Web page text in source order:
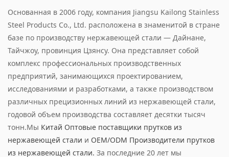
Основанная в 2006 году, компания Jiangsu Kailong Stainless
Steel Products Co., Ltd. расположена в знаменитой в стране
базе по производству нержавеющей стали — Дайнане,
Тайчжоу, провинция Цзянсу. Она представляет собой
комплекс профессиональных производственных
предприятий, занимающихся проектированием,
исследованиями и разработками, а также производством
различных прецизионных линий из нержавеющей стали,
годовой объем производства составляет десятки тысяч
тонн.Мы Китай Оптовые поставщики прутков из
нержавеющей стали и OEM/ODM Производители прутков
из нержавеющей стали. За последние 20 лет мы